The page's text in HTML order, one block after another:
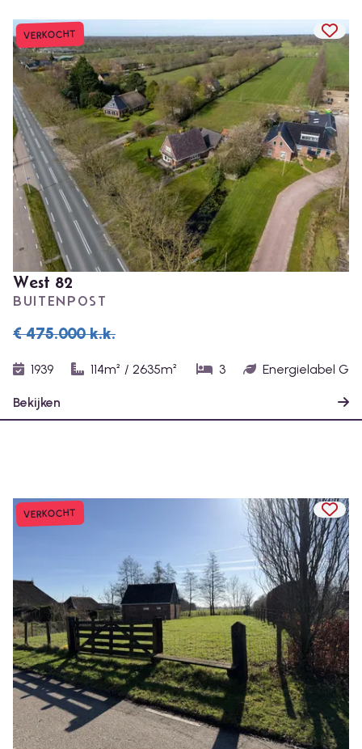
VERKOCHT
West 82
BUITENPOST
€ 475.000k.k.
1939 114m² /2635m² 3 Energielabel G
Bekijken
VERKOCHT